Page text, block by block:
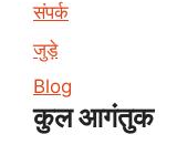
संपर्क
जुड़े
Blog
कुल आगंतुक